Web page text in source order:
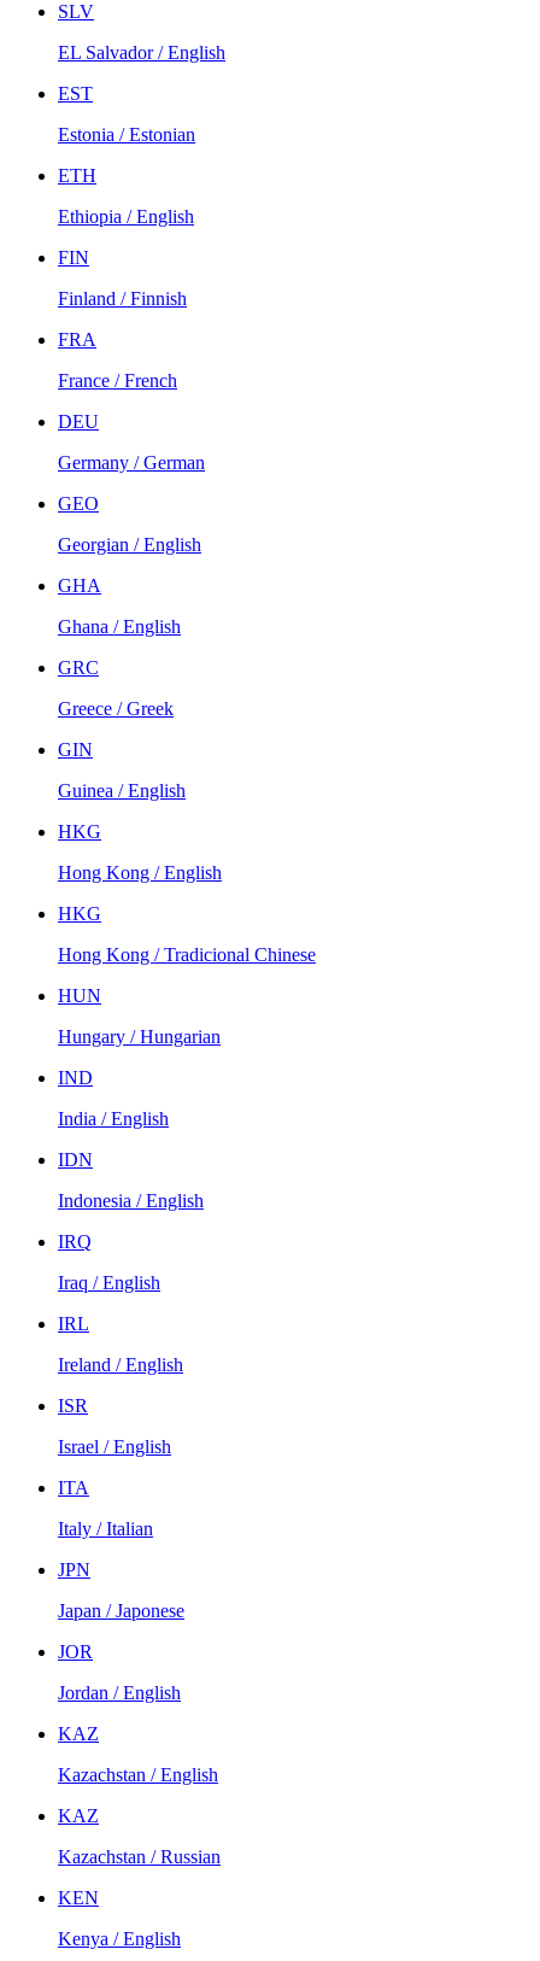
SLV
EL Salvador / English
EST
Estonia / Estonian
ETH
Ethiopia / English
FIN
Finland / Finnish
FRA
France / French
DEU
Germany / German
GEO
Georgian / English
GHA
Ghana / English
GRC
Greece / Greek
GIN
Guinea / English
HKG
Hong Kong / English
HKG
Hong Kong / Tradicional Chinese
HUN
Hungary / Hungarian
IND
India / English
IDN
Indonesia / English
IRQ
Iraq / English
IRL
Ireland / English
ISR
Israel / English
ITA
Italy / Italian
JPN
Japan / Japonese
JOR
Jordan / English
KAZ
Kazachstan / English
KAZ
Kazachstan / Russian
KEN
Kenya / English